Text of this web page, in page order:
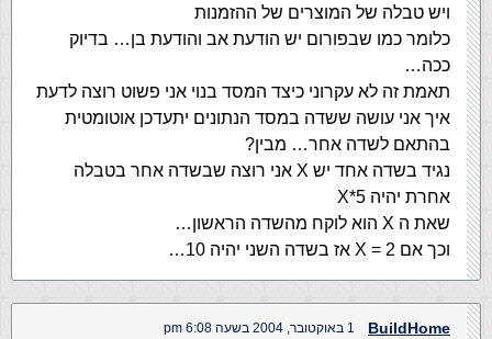
ויש טבלה של המוצרים של ההזמנות
כלומר כמו שבפורום יש הודעת אב והודעת בן… בדיוק
ככה…
תאמת זה לא עקרוני כיצד המסד בנוי אני פשוט רוצה לדעת
איך אני עושה ששדה במסד הנתונים יתעדכן אוטומטית
בהתאם לשדה אחר… מבין?
נגיד בשדה אחד יש X אני רוצה שבשדה אחר בטבלה
אחרת יהיה 5*X
שאת ה X הוא לוקח מהשדה הראשון…
וכך אם X = 2 אז בשדה השני יהיה 10…
BuildHome 1 באוקטובר, 2004 בשעה 6:08 pm